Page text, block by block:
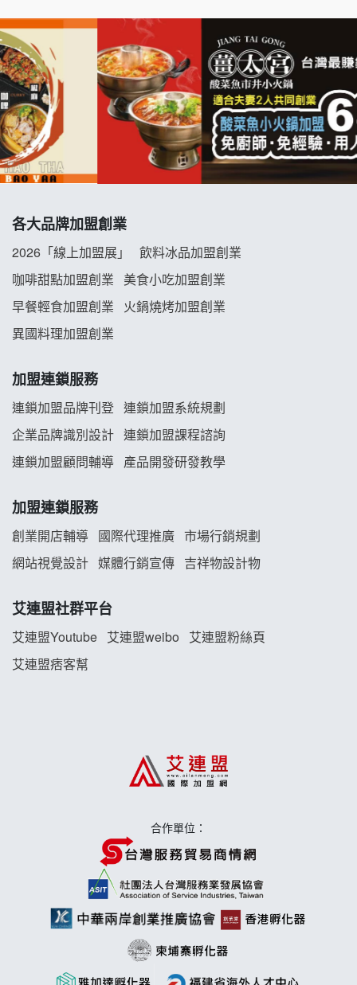
拉亞漢堡加盟說明會
杜芳子古味茶鋪加盟說明會
優握握×酸奶大獅加盟說明會
冬城門加盟說明會
阿性情趣無人販售所加盟明會
龍涎居好湯加盟說明會
義氣豐發雞加盟說明會
Mr.Wish加盟說明會
雞咕雞咕加盟說明會
TEA TOP加盟說明會
珍好味臭臭鍋加盟說明會
藍象廷泰式火鍋加盟說明會
莫尼早餐Morni加盟說明會
各大品牌加盟創業
2026「線上加盟展」
飲料冰品加盟創業
咖啡甜點加盟創業
美食小吃加盟創業
早餐輕食加盟創業
火鍋燒烤加盟創業
異國料理加盟創業
加盟連鎖服務
連鎖加盟品牌刊登 連鎖加盟系統規劃
企業品牌識別設計 連鎖加盟課程諮詢
連鎖加盟顧問輔導 產品開發研發教學
加盟連鎖服務
創業開店輔導 國際代理推廣 市場行銷規劃
網站視覺設計 媒體行銷宣傳 吉祥物設計物
艾連盟社群平台
艾連盟Youtube 艾連盟weibo
艾連盟粉絲頁
艾連盟痞客幫
合作單位：